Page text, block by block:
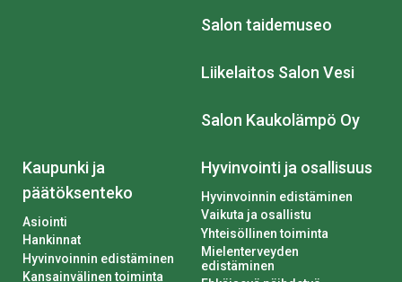
Salon taidemuseo
Liikelaitos Salon Vesi
Salon Kaukolämpö Oy
Kaupunki ja
päätöksenteko
Asiointi
Hankinnat
Hyvinvoinnin edistäminen
Kansainvälinen toiminta
Hyvinvointi ja osallisuus
Hyvinvoinnin edistäminen
Vaikuta ja osallistu
Yhteisöllinen toiminta
Mielenterveyden
edistäminen